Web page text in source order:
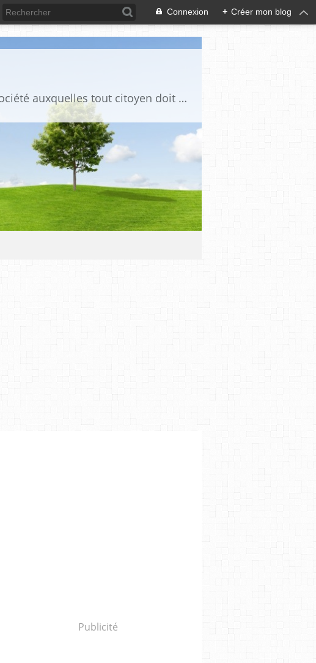
Connexion + Créer mon blog
Ce blog est destiné à stimuler l'intérêt du lecteur pour des questions de société auxquelles tout citoyen doit être en mesure d'apporter des réponses, individuelles ou collectives, en conscience et en responsabilité !
Publicité